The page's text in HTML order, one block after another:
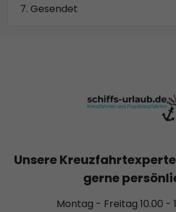
Gesendet
Unsere
gerne
Montag - Freitag 10.00 -